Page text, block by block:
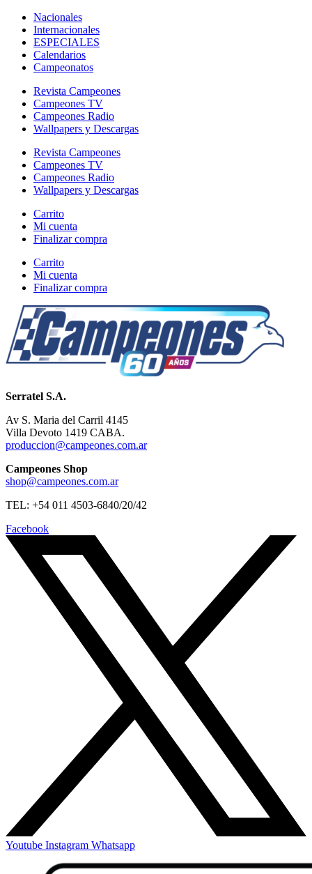
Nacionales
Internacionales
ESPECIALES
Calendarios
Campeonatos
Revista Campeones
Campeones TV
Campeones Radio
Wallpapers y Descargas
Revista Campeones
Campeones TV
Campeones Radio
Wallpapers y Descargas
Carrito
Mi cuenta
Finalizar compra
Carrito
Mi cuenta
Finalizar compra
Serratel S.A.
Av S. Maria del Carril 4145
Villa Devoto 1419 CABA.
produccion@campeones.com.ar
Campeones Shop
shop@campeones.com.ar
TEL: +54 011 4503-6840/20/42
Facebook
Youtube Instagram Whatsapp